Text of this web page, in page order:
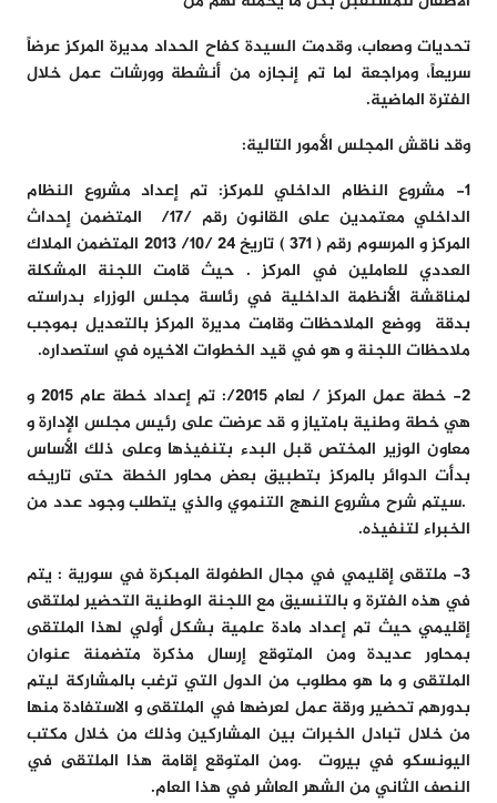
تحديات وصعاب، وقدمت السيدة كفاح الحداد مديرة المركز عرضاً
سريعاً، ومراجعة لما تم إنجازه من أنشطة وورشات عمل خلال
الفترة الماضية.
وقد ناقش المجلس الأمور التالية:
1-
مشروع النظام الداخلي للمركز: تم إعداد مشروع النظام
الداخلي معتمدين على القانونرقم /17/
المتضمن إحداث
المركز و المرسوم رقم ( 371 )
تاريخ 24 /10/ 2013 المتضمن الملاك
العددي للعاملين في المركز . حيث قامت اللجنة المشكلة
لمناقشة الأنظمة الداخلية في رئاسة مجلس الوزراء بدراسته
بدقة ووضع الملاحظات وقامت مديرة المركز بالتعديل بموجب
ملاحظات اللجنة و هو في قيد الخطوات الاخيره في استصداره.
2- خطة عمل المركز / لعام 2015/: تم إعداد خطة عام 2015 و
هي خطة وطنية بامتياز و قد عرضت على رئيس مجلس الإدارة و
معاون الوزير المختص قبل البدء بتنفيذها وعلى ذلك الأساس
بدأت الدوائر بالمركز بتطبيق بعض محاور الخطة حتى تاريخه
.سيتم شرح مشروع النهج التنموي والذي يتطلب وجود عدد من
الخبراء لتنفيذه.
3- ملتقى إقليمي في مجال الطفولة المبكرة في سورية :يتم
في هذه الفترة و بالتنسيق مع اللجنة الوطنية التحضير لملتقى
إقليمي حيث تم إعداد مادة علمية بشكل أولي لهذا الملتقى
بمحاور عديدة ومن المتوقع إرسال مذكرة متضمنة عنوان
الملتقى و ما هو مطلوب من الدول التي ترغب بالمشاركة ليتم
بدورهم تحضير ورقة عمل لعرضها في الملتقى و الاستفادة منها
من خلال تبادل الخبرات بين المشاركين وذلك من خلال مكتب
اليونسكو في بيروت .ومن المتوقع إقامة هذا الملتقى في
النصف الثاني من الشهر العاشر في هذا العام.